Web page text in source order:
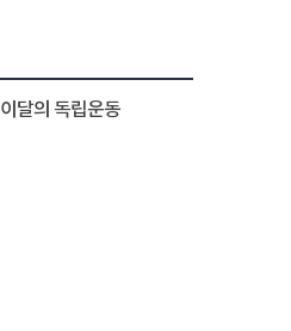
이달의 독립운동